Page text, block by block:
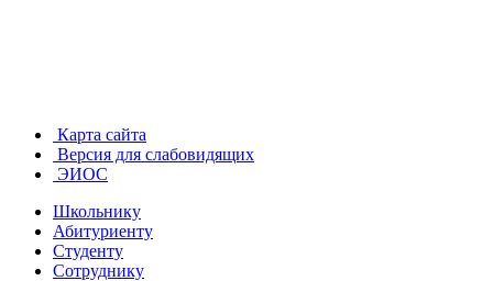
Карта сайта
Версия для слабовидящих
ЭИОС
Школьнику
Абитуриенту
Студенту
Сотруднику